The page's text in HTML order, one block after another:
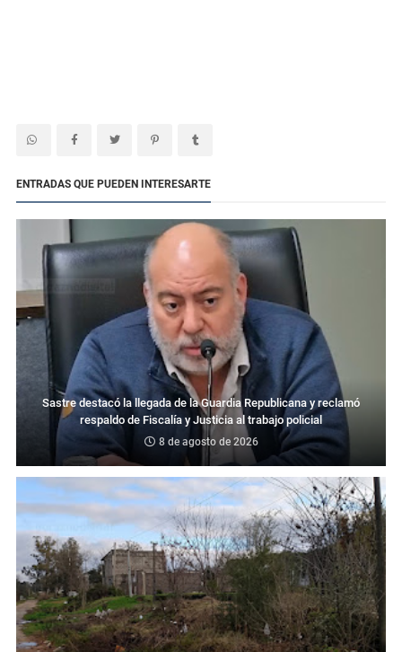
ENTRADAS QUE PUEDEN INTERESARTE
Sastre destacó la llegada de la Guardia Republicana y reclamó
respaldo de Fiscalía y Justicia al trabajo policial
8 de agosto de 2026